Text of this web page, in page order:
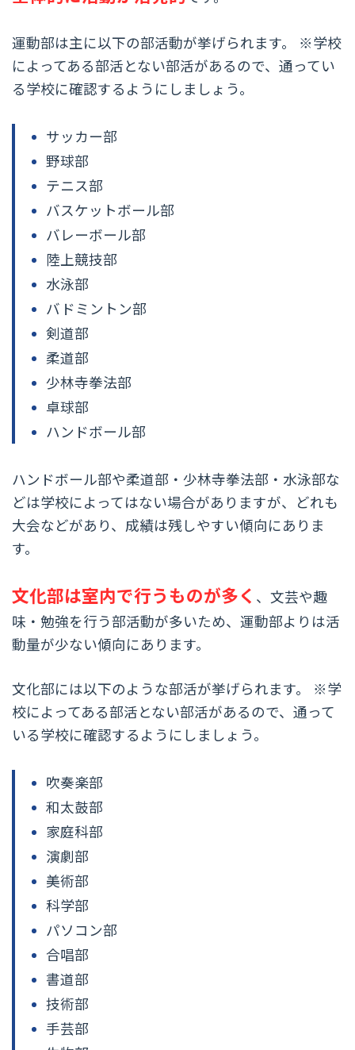
運動部は主に以下の部活動が挙げられます。 ※学校
によってある部活とない部活があるので、通ってい
る学校に確認するようにしましょう。
サッカー部
野球部
テニス部
バスケットボール部
バレーボール部
陸上競技部
水泳部
バドミントン部
剣道部
柔道部
少林寺拳法部
卓球部
ハンドボール部
ハンドボール部や柔道部・少林寺拳法部・水泳部な
どは学校によってはない場合がありますが、どれも
大会などがあり、成績は残しやすい傾向にありま
す。
文化部は室内で行うものが多く 、文芸や趣
味・勉強を行う部活動が多いため、運動部よりは活
動量が少ない傾向にあります。
文化部には以下のような部活が挙げられます。 ※学
校によってある部活とない部活があるので、通って
いる学校に確認するようにしましょう。
吹奏楽部
和太鼓部
家庭科部
演劇部
美術部
科学部
パソコン部
合唱部
書道部
技術部
手芸部